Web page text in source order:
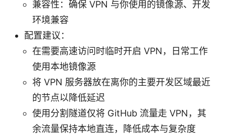
兼容性：确保 VPN 与你使用的镜像源、开发
环境兼容
配置建议：
在需要高速访问时临时开启 VPN，日常工作
使用本地镜像源
将 VPN 服务器放在离你的主要开发区域最近
的节点以降低延迟
使用分割隧道仅将 GitHub 流量走 VPN，其
余流量保持本地直连，降低成本与复杂度